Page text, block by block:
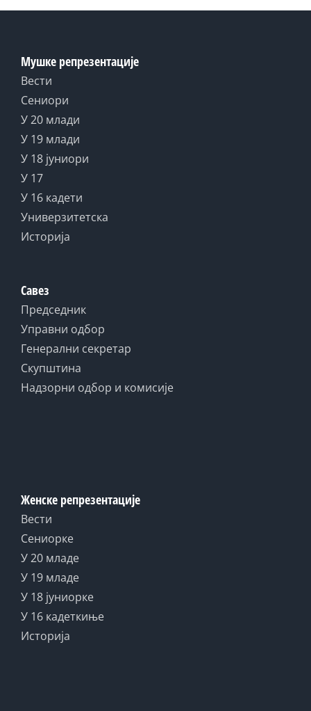
Мушке репрезентације
Вести
Сениори
У 20 млади
У 19 млади
У 18 јуниори
У 17
У 16 кадети
Универзитетска
Историја
Савез
Председник
Управни одбор
Генерални секретар
Скупштина
Надзорни одбор и комисије
Женске репрезентације
Вести
Сениорке
У 20 младе
У 19 младе
У 18 јуниорке
У 16 кадеткиње
Историја